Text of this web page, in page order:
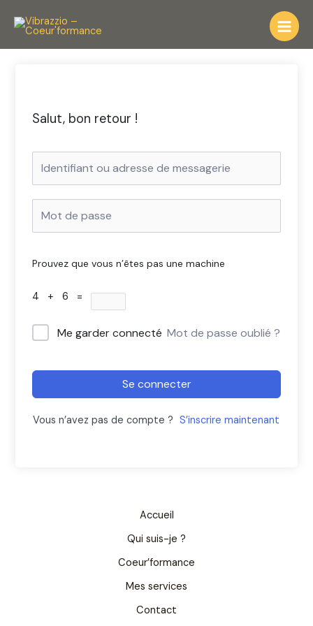
Salut, bon retour !
Prouvez que vous n’êtes pas une machine
4 + 6 =
Me garder connecté Mot de passe oublié ?
Se connecter
Vous n’avez pas de compte ? S’inscrire maintenant
Accueil
Qui suis-je ?
Coeur’formance
Mes services
Contact